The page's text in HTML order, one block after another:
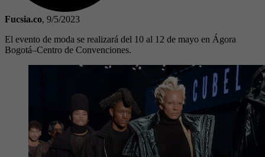
Fucsia.co, 9/5/2023
El evento de moda se realizará del 10 al 12 de mayo en Ágora
Bogotá–Centro de Convenciones.